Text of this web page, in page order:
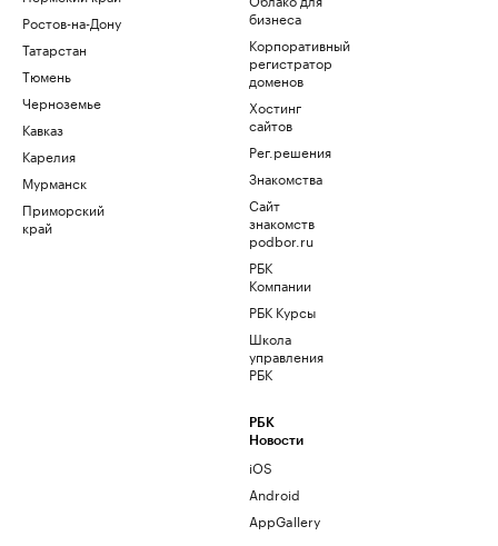
Ростов-на-Дону
Татарстан
Тюмень
Черноземье
Кавказ
Карелия
Мурманск
Приморский
край
бизнеса
Корпоративный
регистратор
доменов
Хостинг
сайтов
Рег.решения
Знакомства
Сайт
знакомств
podbor.ru
РБК
Компании
РБК Курсы
Школа
управления
РБК
РБК
Новости
iOS
Android
AppGallery